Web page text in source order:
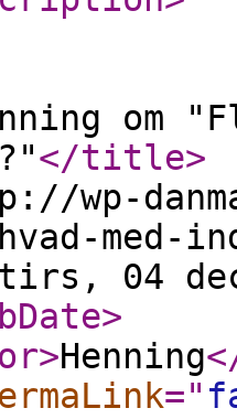
om
</title>
wp-
med-
tirs, 04
>
>Henning
="